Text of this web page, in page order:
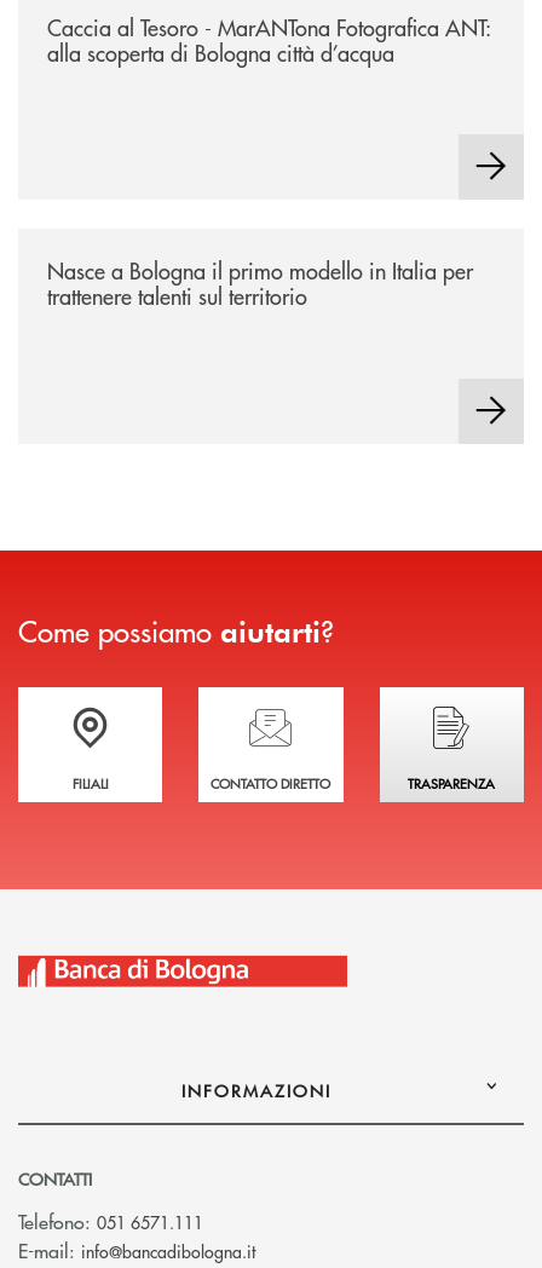
Caccia al Tesoro - MarANTona Fotografica ANT:
alla scoperta di Bologna città d’acqua
Nasce a Bologna il primo modello in Italia per
trattenere talenti sul territorio
Come possiamo aiutarti?
Trova la filiale più vicina a te
FILIALI
Hai bisogno di assistenza immediata?
CONTATTO DIRETTO
Hai bisogno di
TRASPARENZA
INFORMAZIONI
CONTATTI
Telefono: 051 6571.111
E-mail: info@bancadibologna.it(si apre l’app di posta elettronica)